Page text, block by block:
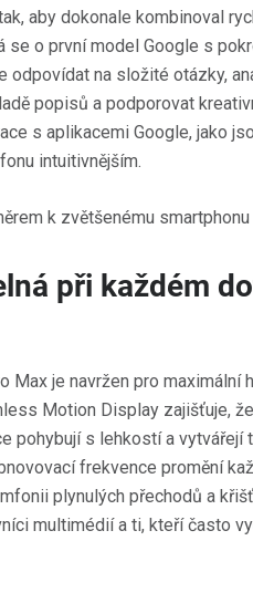
aby dokonale kombinoval
se o první model Google s
odpovídat na složité otázky,
popisů a podporovat
s aplikacemi Google, jako
intuitivnějším.
při každém
Max je navržen pro maximální
Motion Display zajišťuje,
pohybují s lehkostí a vytvářejí
frekvence promění
plynulých přechodů a
multimédií a ti, kteří často